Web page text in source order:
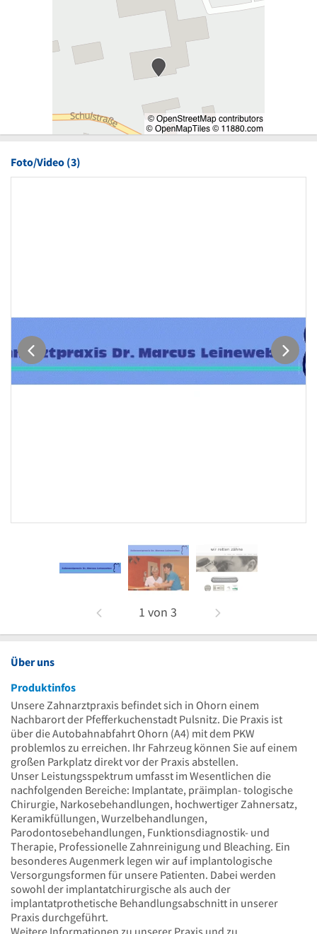
Foto/Video (3)
1 von 3
Über uns
Produktinfos
Unsere Zahnarztpraxis befindet sich in Ohorn einem
Nachbarort der Pfefferkuchenstadt Pulsnitz. Die Praxis ist
über die Autobahnabfahrt Ohorn (A4) mit dem PKW
problemlos zu erreichen. Ihr Fahrzeug können Sie auf einem
großen Parkplatz direkt vor der Praxis abstellen.
Unser Leistungsspektrum umfasst im Wesentlichen die
nachfolgenden Bereiche: Implantate, präimplan- tologische
Chirurgie, Narkosebehandlungen, hochwertiger Zahnersatz,
Keramikfüllungen, Wurzelbehandlungen,
Parodontosebehandlungen, Funktionsdiagnostik- und
Therapie, Professionelle Zahnreinigung und Bleaching. Ein
besonderes Augenmerk legen wir auf implantologische
Versorgungsformen für unsere Patienten. Dabei werden
sowohl der implantatchirurgische als auch der
implantatprothetische Behandlungsabschnitt in unserer
Praxis durchgeführt.
Weitere Informationen zu unserer Praxis und zu